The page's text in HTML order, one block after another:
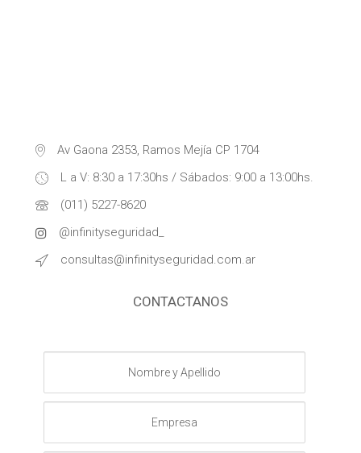
CONTACTANOS
Apellido
Av Gaona 2353, Ramos Mejía CP 1704
L a V: 8:30 a 17:30hs / Sábados: 9:00 a 13:00hs.
(011) 5227-8620
@infinityseguridad_
consultas@infinityseguridad.com.ar